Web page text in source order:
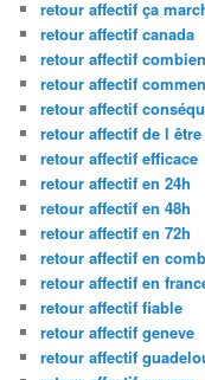
retour affectif ça
retour affectif canada
retour affectif
retour affectif
retour affectif
retour affectif de l
retour affectif efficace
retour affectif en 24h
retour affectif en 48h
retour affectif en 72h
retour affectif en
retour affectif en
retour affectif fiable
retour affectif geneve
retour affectif